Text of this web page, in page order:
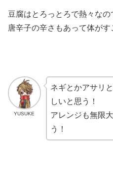
豆腐はとろっとろで熱々なの
唐辛子の辛さもあって体がす
YUSUKE
ネギとかアサリ
しいと思う！
アレンジも無限
う！